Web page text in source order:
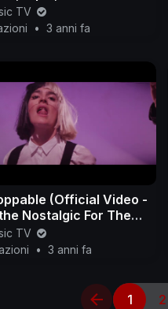
TV
• 3 anni fa
(Official Video -
Nostalgic For The
TV
• 3 anni fa
1 2